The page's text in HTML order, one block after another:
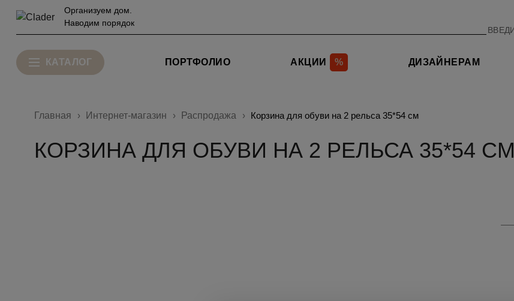
Организуем дом.
Наводим порядок
КАТАЛОГ ПОРТФОЛИО АКЦИИ % ДИЗАЙНЕРАМ
Главная Интернет-магазин Распродажа Корзина для обуви на 2 рельса 35*54 см
КОРЗИНА ДЛЯ ОБУВИ НА 2 РЕЛЬСА 35*54 СМ